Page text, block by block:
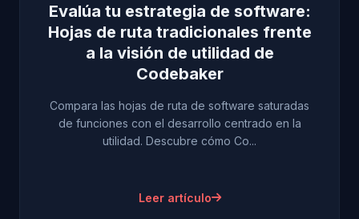
Evalúa tu estrategia de software:
Hojas de ruta tradicionales frente
a la visión de utilidad de
Codebaker
Compara las hojas de ruta de software saturadas
de funciones con el desarrollo centrado en la
utilidad. Descubre cómo Co...
Leer artículo